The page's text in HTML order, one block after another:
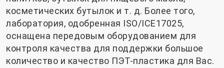
косметических бутылок и т. д. Более того,
лаборатория, одобренная ISO/ICE17025,
оснащена передовым оборудованием для
контроля качества для поддержки большое
количество и качество ПЭТ-пластика для Вас.